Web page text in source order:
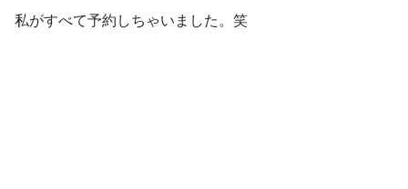
私がすべて予約しちゃいました。笑